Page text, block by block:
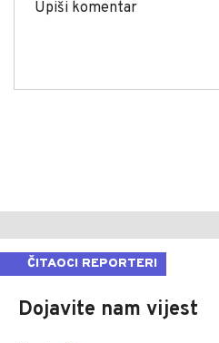
ČITAOCI REPORTERI
Dojavite nam vijest